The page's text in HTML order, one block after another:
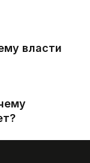
власти